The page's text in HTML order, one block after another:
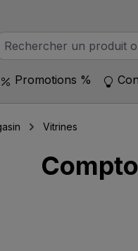
Promotions %
Vitrines